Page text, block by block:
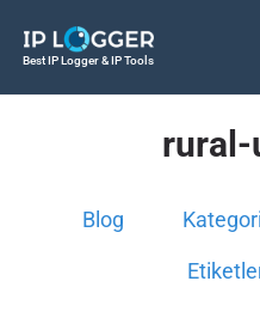
Best IP Logger & IP Tools
Blog